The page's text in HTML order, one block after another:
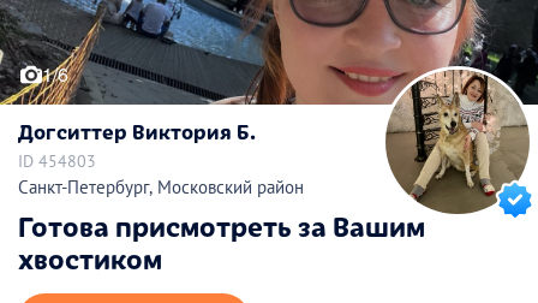
1/6
Догситтер Виктория Б.
ID 454803
Санкт-Петербург, Московский район
Готова присмотреть за Вашим
хвостиком